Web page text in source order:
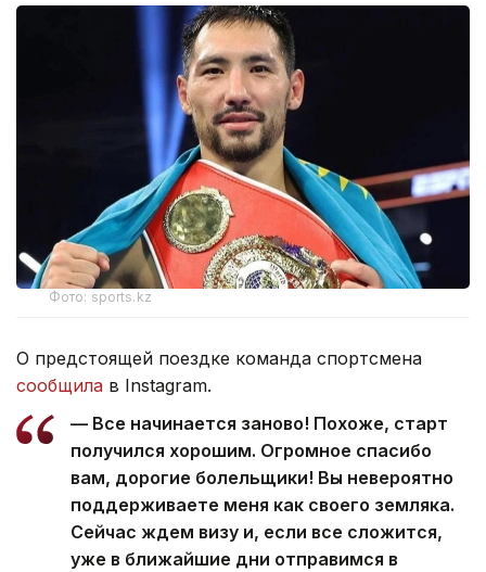
Фото: sports.kz
О предстоящей поездке команда спортсмена
сообщила в Instagram.
— Все начинается заново! Похоже, старт
получился хорошим. Огромное спасибо
вам, дорогие болельщики! Вы невероятно
поддерживаете меня как своего земляка.
Сейчас ждем визу и, если все сложится,
уже в ближайшие дни отправимся в